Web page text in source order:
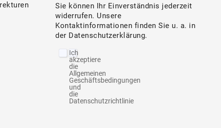
Sie können Ihr Einverständnis jederzeit
widerrufen. Unsere
Kontaktinformationen finden Sie u. a. in
der Datenschutzerklärung.
Ich
akzeptiere
die
Allgemeinen
Geschäftsbedingungen
und
die
Datenschutzrichtlinie